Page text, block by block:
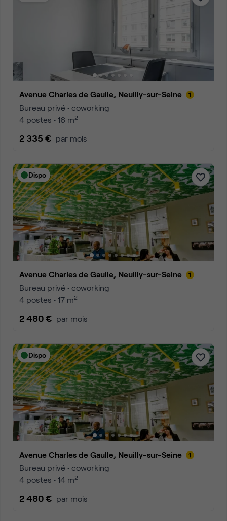
Avenue Charles de Gaulle, Neuilly-sur-Seine
Bureau privé • coworking
4 postes • 16 m2
2 335 € par mois
Dispo
Avenue Charles de Gaulle, Neuilly-sur-Seine
Bureau privé • coworking
4 postes • 17 m2
2 480 € par mois
Dispo
Avenue Charles de Gaulle, Neuilly-sur-Seine
Bureau privé • coworking
4 postes • 14 m2
2 480 € par mois